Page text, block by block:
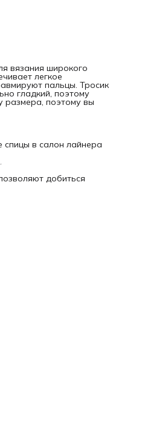
вязания широкого
легкое
пальцы. Тросик
гладкий, поэтому
размера, поэтому вы
в салон лайнера
добиться